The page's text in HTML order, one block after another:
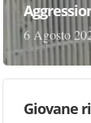
6 Agosto
Giovane